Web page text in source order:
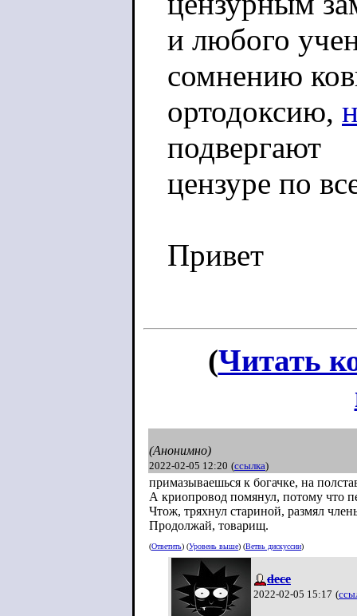
и любого
сомнению
ортодоксию,
подвергают
цензуре по
Привет
(Читать
(Анонимно)
2022-02-05 12:20 (ссылка)
примазываешься к богачке, на
А криопровод помянул, потому что
Чтож, тряхнул стариной, размял
Продолжай, товарищ.
(Ответить) (Уровень выше) (Ветвь дискуссии)
dece
2022-02-05 15:17 (